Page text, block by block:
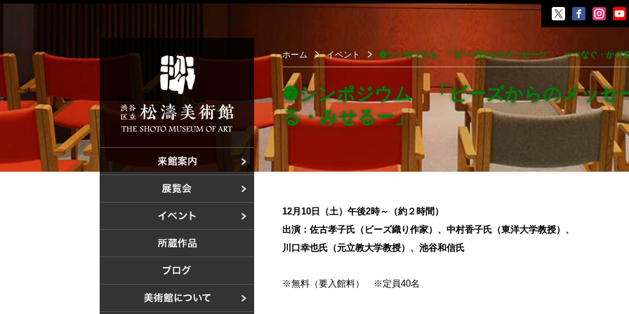
❷シンポジウム 「ビーズからのメッセージ ーつなぐ・かざる・みせるー」">
ご利用案内
これからの展覧会
過去の展覧会
これからのイベント
ホーム イベント ❷シンポジウム 「ビーズからのメッセージ ーつなぐ・かざ
❷シンポジウム 「ビーズからのメッ
る・みせるー」
12月10日（土）午後2時～（約２時間）
出演：佐古孝子氏（ビーズ織り作家）、中村香子氏（東洋大学教授）、
川口幸也氏（元立教大学教授）、池谷和信氏
※無料（要入館料） ※定員40名